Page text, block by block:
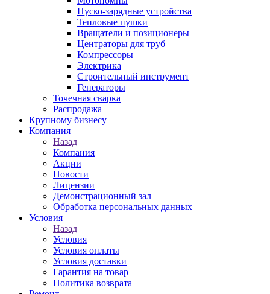
Пуско-зарядные устройства
Тепловые пушки
Вращатели и позиционеры
Центраторы для труб
Компрессоры
Электрика
Строительный инструмент
Генераторы
Точечная сварка
Распродажа
Крупному бизнесу
Компания
Назад
Компания
Акции
Новости
Лицензии
Демонстрационный зал
Обработка персональных данных
Условия
Назад
Условия
Условия оплаты
Условия доставки
Гарантия на товар
Политика возврата